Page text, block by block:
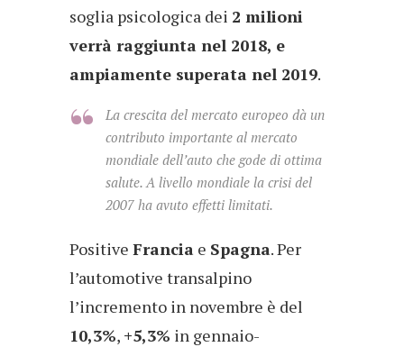
soglia psicologica dei 2 milioni
verrà raggiunta nel 2018, e
ampiamente superata nel 2019.
La crescita del mercato europeo dà un
contributo importante al mercato
mondiale dell’auto che gode di ottima
salute. A livello mondiale la crisi del
2007 ha avuto effetti limitati.
Positive Francia e Spagna. Per
l’automotive transalpino
l’incremento in novembre è del
10,3%, +5,3% in gennaio-